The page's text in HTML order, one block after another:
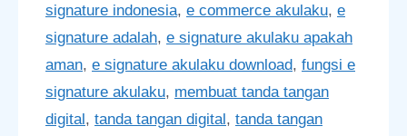
signature indonesia, e commerce akulaku, e
signature adalah, e signature akulaku apakah
aman, e signature akulaku download, fungsi e
signature akulaku, membuat tanda tangan
digital, tanda tangan digital, tanda tangan